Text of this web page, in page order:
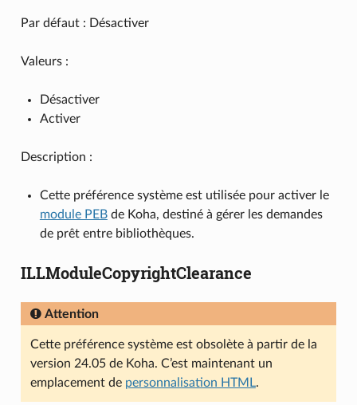
Par défaut : Désactiver
Valeurs :
Désactiver
Activer
Description :
Cette préférence système est utilisée pour activer le
module PEBde Koha, destiné à gérer les demandes
de prêt entre bibliothèques.
ILLModuleCopyrightClearance
Attention
Cette préférence système est obsolète à partir de la
version 24.05 de Koha. C’est maintenant un
emplacement de personnalisation HTML.